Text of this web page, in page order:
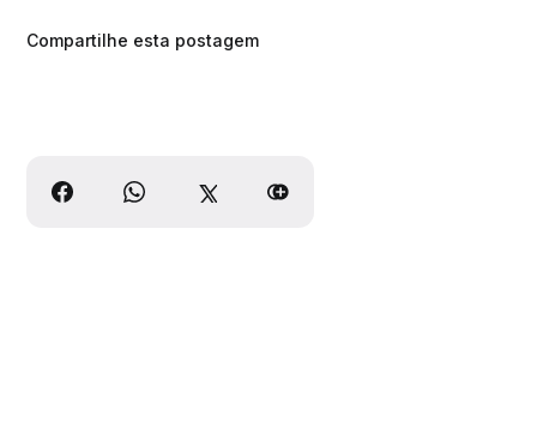
Compartilhe esta postagem